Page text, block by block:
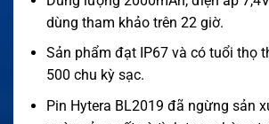
dùng tham khảo trên 22 giờ.
Sản phẩm đạt IP67 và có tuổi thọ
500 chu kỳ sạc.
Pin Hytera BL2019 đã ngừng sản